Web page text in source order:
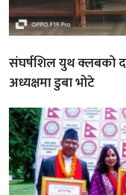
संघर्षशिल युथ क्लबको
अध्यक्षमा डुबा भोटे